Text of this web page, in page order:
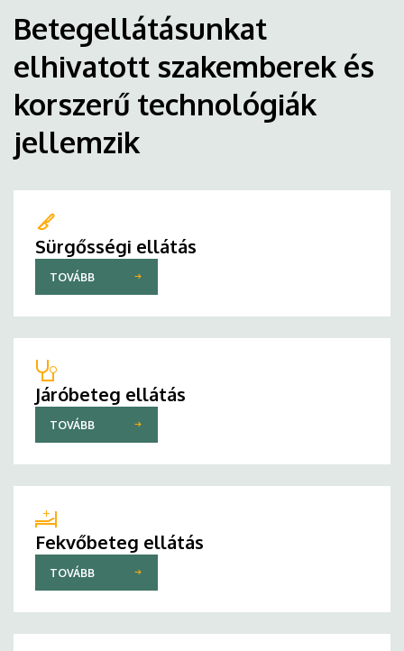
Betegellátásunkat
elhivatott szakemberek és
korszerű technológiák
jellemzik
Sürgősségi ellátás
TOVÁBB
Járóbeteg ellátás
TOVÁBB
Fekvőbeteg ellátás
TOVÁBB